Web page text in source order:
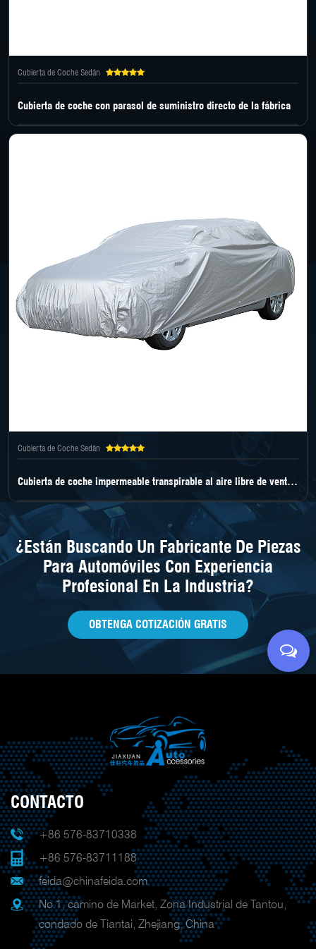
Cubierta de Coche Sedán
Cubierta de coche con parasol de suministro directo de la fábrica
Cubierta de Coche Sedán
Cubierta de coche impermeable transpirable al aire libre de venta al por mayor
¿Están Buscando Un Fabricante De Piezas
Para Automóviles Con Experiencia
Profesional En La Industria?
OBTENGA COTIZACIÓN GRATIS
CONTACTO
+86 576-83710338
+86 576-83711188
feida@chinafeida.com
No.1, camino de Market, Zona Industrial de Tantou,
condado de Tiantai, Zhejiang, China